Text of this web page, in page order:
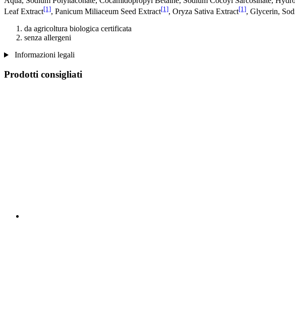
Leaf Extract[1], Panicum Miliaceum Seed Extract[1], Oryza Sativa Extract[1], Glycerin,
da agricoltura biologica certificata
senza allergeni
Informazioni legali
Prodotti consigliati